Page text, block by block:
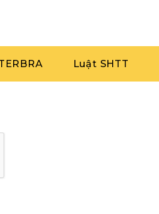
Luật SHTT